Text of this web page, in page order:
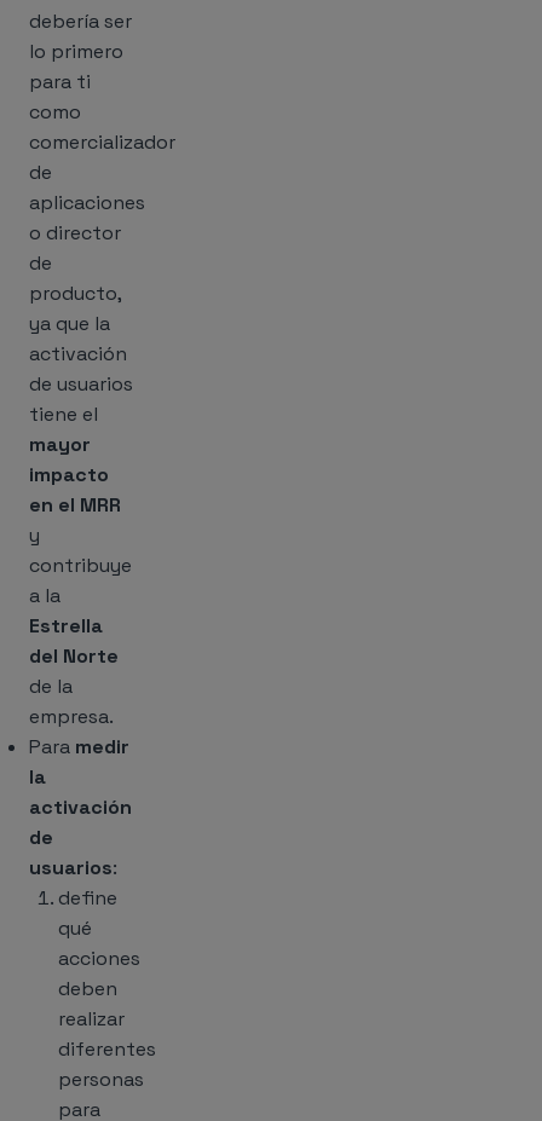
debería ser
lo primero
para ti
como
comercializador
de
aplicaciones
o director
de
producto,
ya que la
activación
de usuarios
tiene el
mayor
impacto
en el MRR
y
contribuye
a la
Estrella
del Norte
de la
empresa.
Para medir
la
activación
de
usuarios:
define
qué
acciones
deben
realizar
diferentes
personas
para